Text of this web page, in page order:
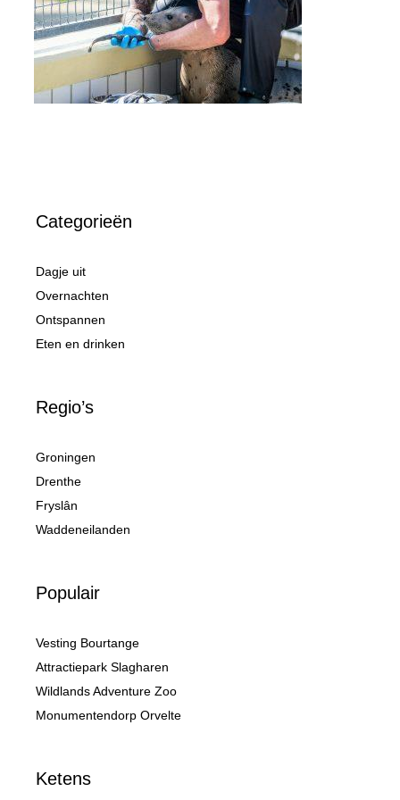
Categorieën
Dagje uit
Overnachten
Ontspannen
Eten en drinken
Regio’s
Groningen
Drenthe
Fryslân
Waddeneilanden
Populair
Vesting Bourtange
Attractiepark Slagharen
Wildlands Adventure Zoo
Monumentendorp Orvelte
Ketens